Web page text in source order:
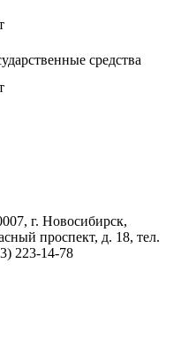
средства
г. Новосибирск,
проспект, д. 18, тел.
223-14-78